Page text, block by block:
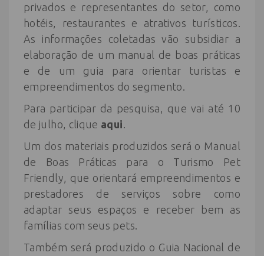
privados e representantes do setor, como
hotéis, restaurantes e atrativos turísticos.
As informações coletadas vão subsidiar a
elaboração de um manual de boas práticas
e de um guia para orientar turistas e
empreendimentos do segmento.
Para participar da pesquisa, que vai até 10
de julho, clique aqui
Um dos materiais produzidos será o Manual
de Boas Práticas para o Turismo Pet
Friendly, que orientará empreendimentos e
prestadores de serviços sobre como
adaptar seus espaços e receber bem as
famílias com seus pets.
Também será produzido o Guia Nacional de